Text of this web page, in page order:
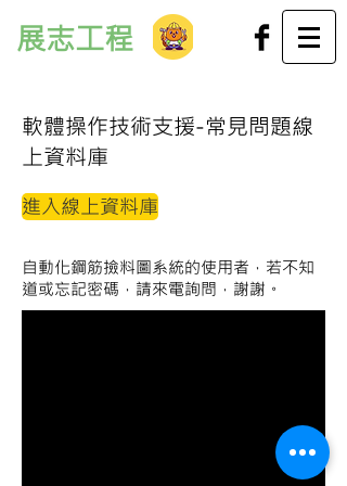
展志工程
軟體操作技術支援-常見問題線
上資料庫
進入線上資料庫
​自動化鋼筋撿料圖系統的使用者，若不知
道或忘記密碼，請來電詢問，謝謝。